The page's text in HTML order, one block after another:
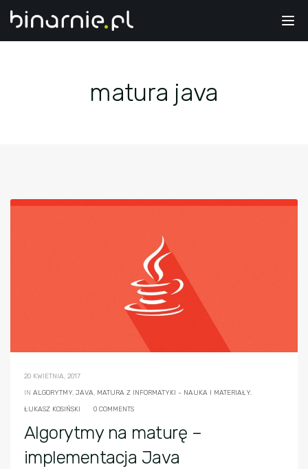
matura java
20 KWIETNIA, 2017
IN ALGORYTMY, JAVA, MATURA Z INFORMATYKI - NAUKA I MATERIAŁY.
ŁUKASZ KOSIŃSKI
0 COMMENTS
Algorytmy na maturę –
implementacja Java